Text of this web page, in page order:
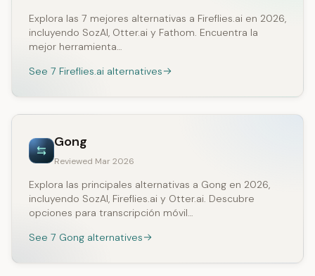
Explora las 7 mejores alternativas a Fireflies.ai en 2026,
incluyendo SozAI, Otter.ai y Fathom. Encuentra la
mejor herramienta…
See 7 Fireflies.ai alternatives
Gong
Reviewed Mar 2026
Explora las principales alternativas a Gong en 2026,
incluyendo SozAI, Fireflies.ai y Otter.ai. Descubre
opciones para transcripción móvil…
See 7 Gong alternatives